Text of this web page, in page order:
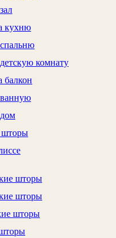
кухню
комнату
шторы
шторы
шторы